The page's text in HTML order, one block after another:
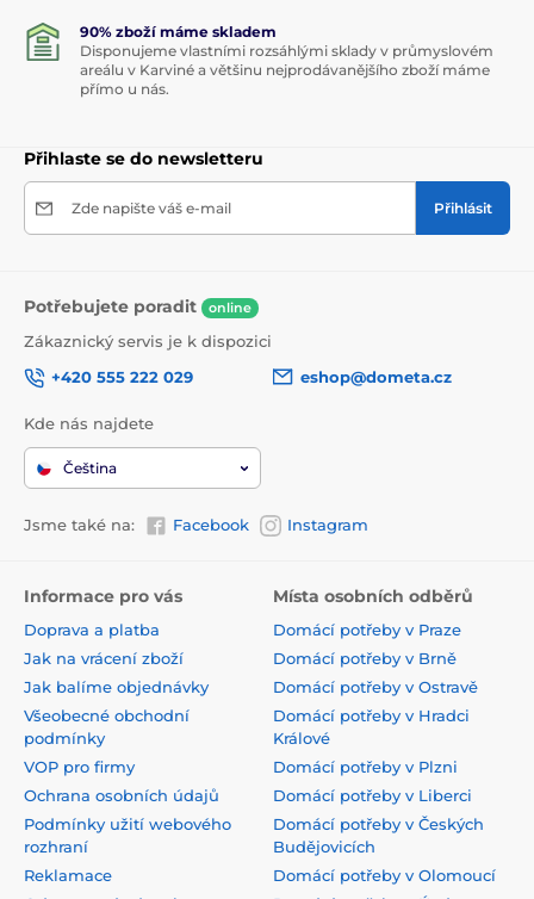
90% zboží máme skladem
Disponujeme vlastními rozsáhlými sklady v průmyslovém
areálu v Karviné a většinu nejprodávanějšího zboží máme
přímo u nás.
Přihlaste se do newsletteru
Zde napište váš e-mail Přihlásit
Potřebujete poradit online
Zákaznický servis je k dispozici
+420 555 222 029
eshop@dometa.cz
Kde nás najdete
Čeština
Jsme také na: Facebook Instagram
Informace pro vás
Doprava a platba
Jak na vrácení zboží
Jak balíme objednávky
Všeobecné obchodní
podmínky
VOP pro firmy
Ochrana osobních údajů
Podmínky užití webového
rozhraní
Reklamace
Místa osobních odběrů
Domácí potřeby v Praze
Domácí potřeby v Brně
Domácí potřeby v Ostravě
Domácí potřeby v Hradci
Králové
Domácí potřeby v Plzni
Domácí potřeby v Liberci
Domácí potřeby v Českých
Budějovicích
Domácí potřeby v Olomoucí